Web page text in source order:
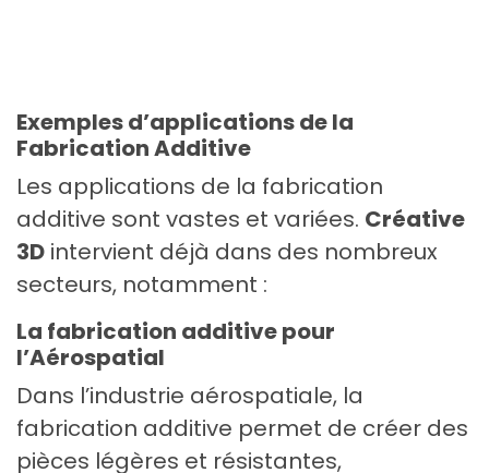
Exemples d’applications de la
Fabrication Additive
Les applications de la fabrication
additive sont vastes et variées. Créative
3D intervient déjà dans des nombreux
secteurs, notamment :
La fabrication additive pour
l’Aérospatial
Dans l’industrie aérospatiale, la
fabrication additive permet de créer des
pièces légères et résistantes,